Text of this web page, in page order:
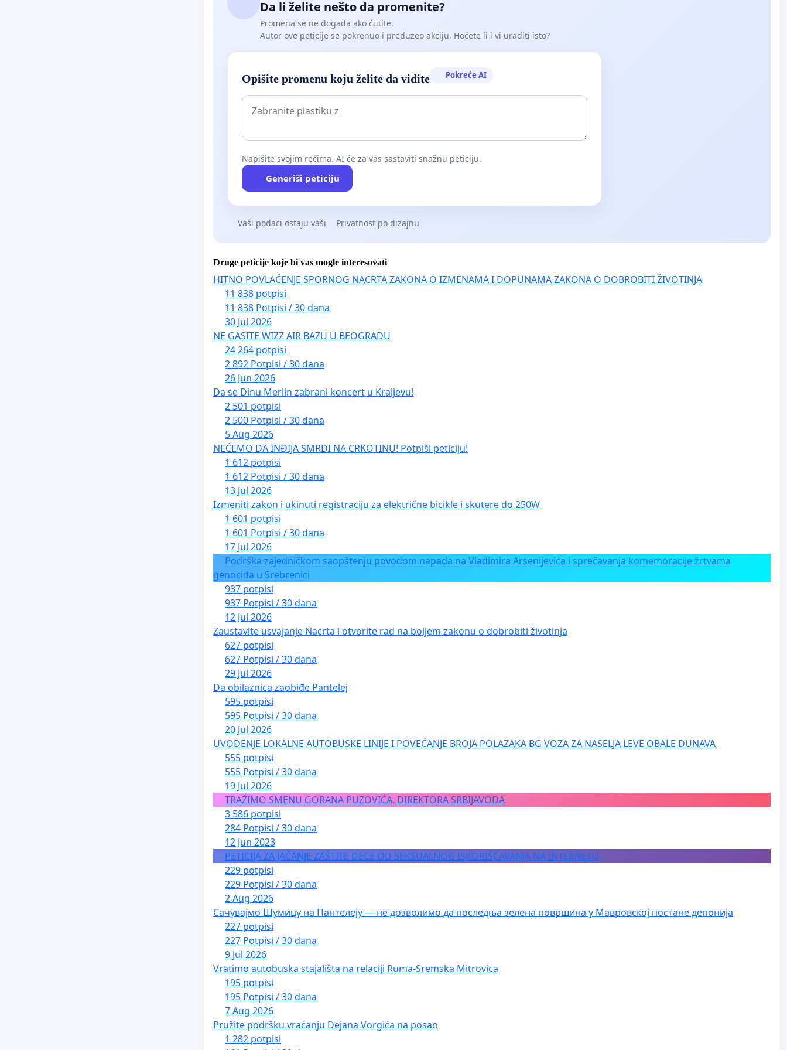
Da li želite nešto da promenite?
Promena se ne događa ako ćutite.
Autor ove peticije se pokrenuo i preduzeo akciju. Hoćete li i vi uraditi isto?
Opišite promenu koju želite da vidite Pokreće AI
Napišite svojim rečima. AI će za vas sastaviti snažnu peticiju.
Generiši peticiju
Vaši podaci ostaju vaši Privatnost po dizajnu
Druge peticije koje bi vas mogle interesovati
HITNO POVLAČENJE SPORNOG NACRTA ZAKONA O IZMENAMA I DOPUNAMA ZAKONA O DOBROBITI ŽIVOTINJA
11 838 potpisi
11 838 Potpisi / 30 dana
30 Jul 2026
NE GASITE WIZZ AIR BAZU U BEOGRADU
24 264 potpisi
2 892 Potpisi / 30 dana
26 Jun 2026
Da se Dinu Merlin zabrani koncert u Kraljevu!
2 501 potpisi
2 500 Potpisi / 30 dana
5 Aug 2026
NEĆEMO DA INĐIJA SMRDI NA CRKOTINU! Potpiši peticiju!
1 612 potpisi
1 612 Potpisi / 30 dana
13 Jul 2026
Izmeniti zakon i ukinuti registraciju za električne bicikle i skutere do 250W
1 601 potpisi
1 601 Potpisi / 30 dana
17 Jul 2026
Podrška zajedničkom saopštenju povodom napada na Vladimira Arsenijevića i sprečavanja komemoracije žrtvama
genocida u Srebrenici
937 potpisi
937 Potpisi / 30 dana
12 Jul 2026
Zaustavite usvajanje Nacrta i otvorite rad na boljem zakonu o dobrobiti životinja
627 potpisi
627 Potpisi / 30 dana
29 Jul 2026
Da obilaznica zaobiđe Pantelej
595 potpisi
595 Potpisi / 30 dana
20 Jul 2026
UVOĐENJE LOKALNE AUTOBUSKE LINIJE I POVEĆANJE BROJA POLAZAKA BG VOZA ZA NASELJA LEVE OBALE DUNAVA
555 potpisi
555 Potpisi / 30 dana
19 Jul 2026
TRAŽIMO SMENU GORANA PUZOVIĆA, DIREKTORA SRBIJAVODA
3 586 potpisi
284 Potpisi / 30 dana
12 Jun 2023
PETICIJA ZA JAČANJE ZAŠTITE DECE OD SEKSUALNOG ISKORIŠĆAVANJA NA INTERNETU
229 potpisi
229 Potpisi / 30 dana
2 Aug 2026
Сачувајмо Шумицу на Пантелеју — не дозволимо да последња зелена површина у Мавровској постане депонија
227 potpisi
227 Potpisi / 30 dana
9 Jul 2026
Vratimo autobuska stajališta na relaciji Ruma-Sremska Mitrovica
195 potpisi
195 Potpisi / 30 dana
7 Aug 2026
Pružite podršku vraćanju Dejana Vorgića na posao
1 282 potpisi